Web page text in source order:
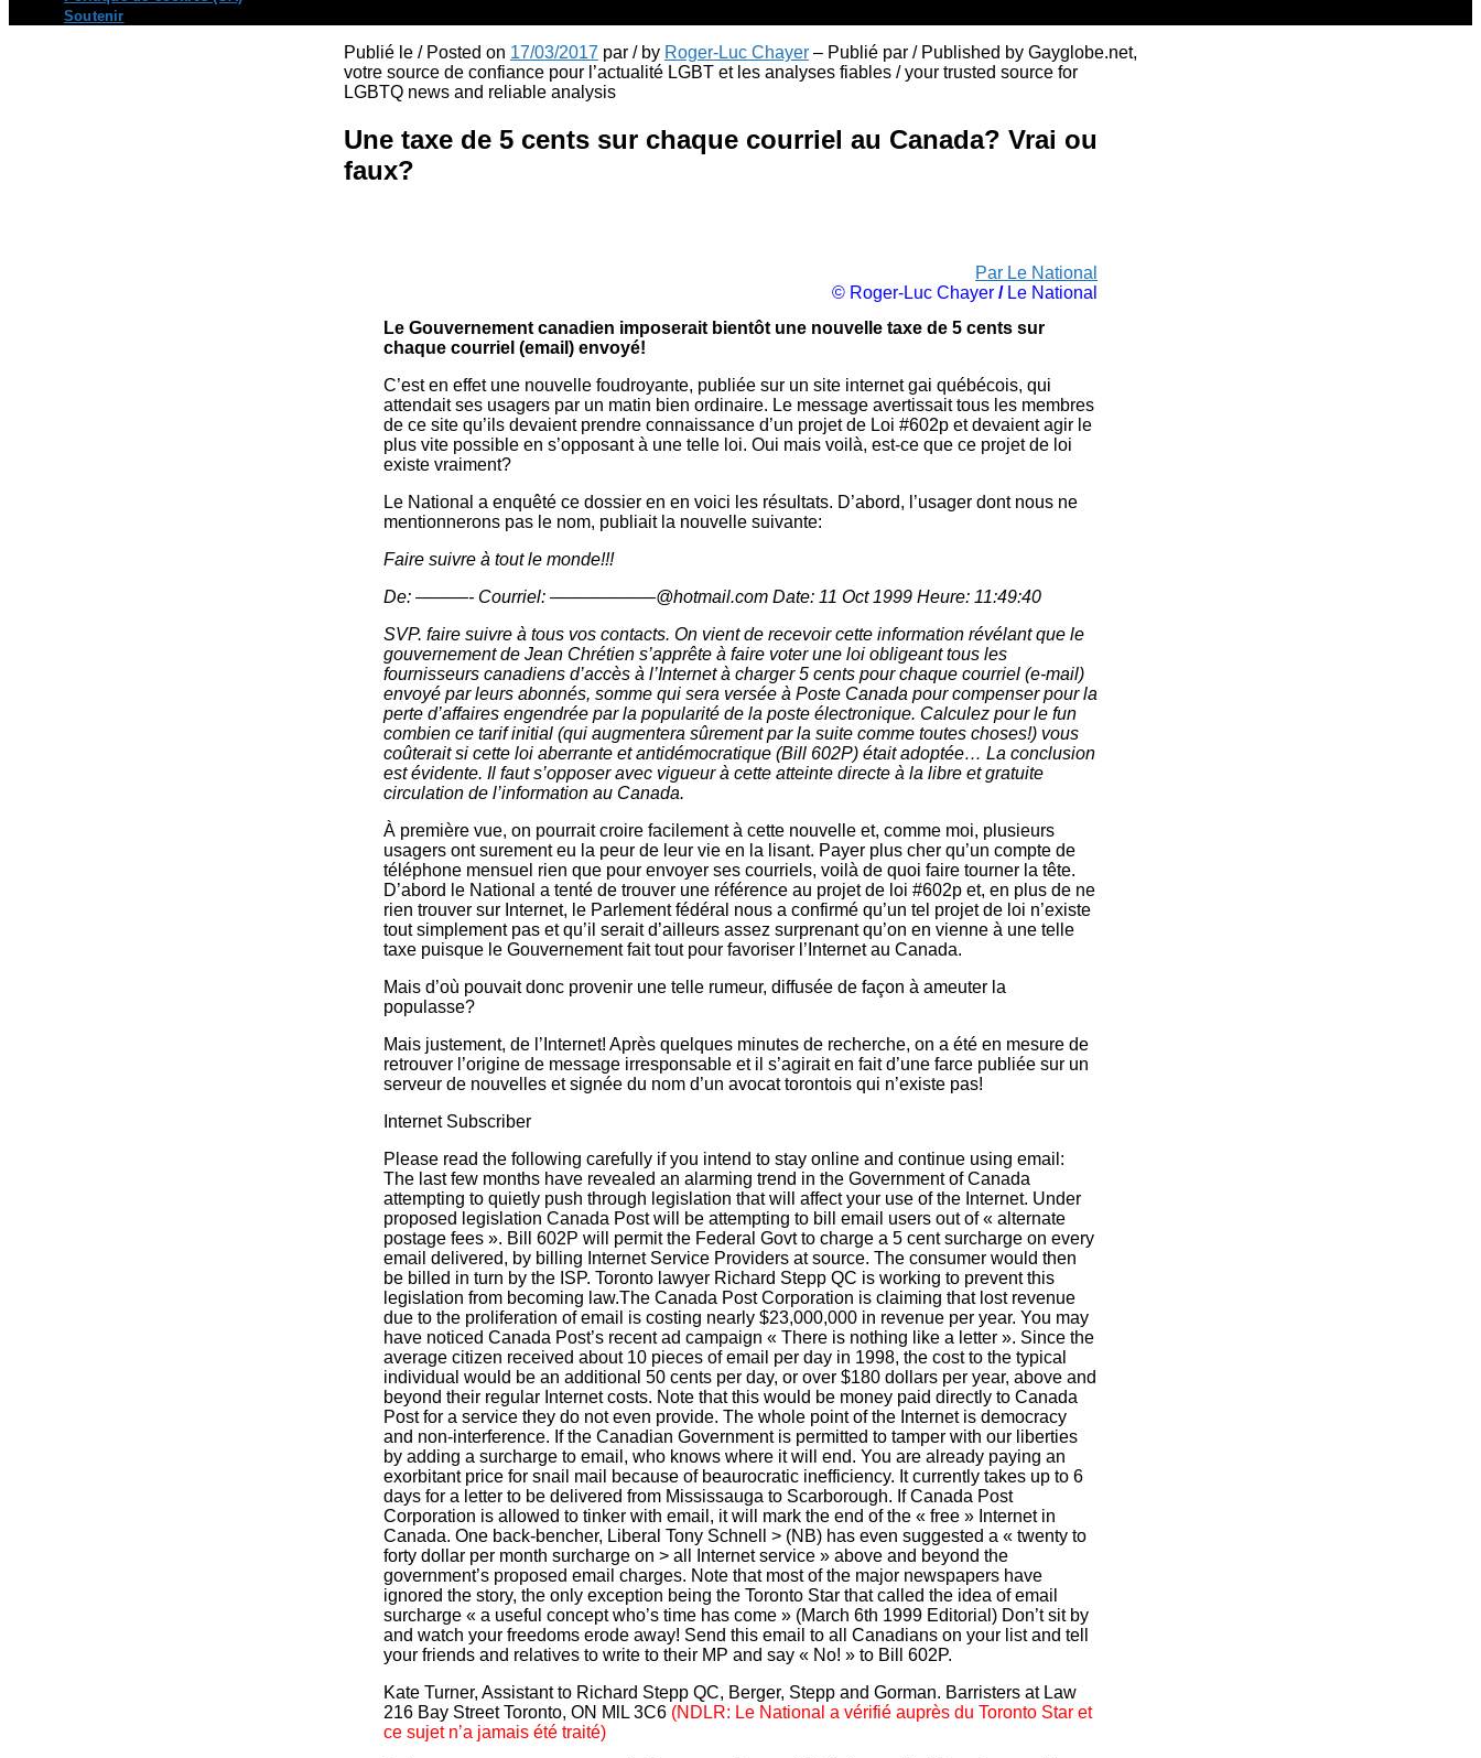
Soutenir
Publié le / Posted on 17/03/2017 par / by Roger-Luc Chayer – Publié par / Published by Gayglobe.net,
votre source de confiance pour l’actualité LGBT et les analyses fiables / your trusted source for
LGBTQ news and reliable analysis
Une taxe de 5 cents sur chaque courriel au Canada? Vrai ou
faux?
Par Le National
© Roger-Luc Chayer /Le National
Le Gouvernement canadien imposerait bientôt une nouvelle taxe de 5 cents sur
chaque courriel (email) envoyé!
C’est en effet une nouvelle foudroyante, publiée sur un site internet gai québécois, qui
attendait ses usagers par un matin bien ordinaire. Le message avertissait tous les membres
de ce site qu’ils devaient prendre connaissance d’un projet de Loi #602p et devaient agir le
plus vite possible en s’opposant à une telle loi. Oui mais voilà, est-ce que ce projet de loi
existe vraiment?
Le National a enquêté ce dossier en en voici les résultats. D’abord, l’usager dont nous ne
mentionnerons pas le nom, publiait la nouvelle suivante:
Faire suivre à tout le monde!!!
De: ———- Courriel: ——————@hotmail.com Date: 11 Oct 1999 Heure: 11:49:40
SVP. faire suivre à tous vos contacts. On vient de recevoir cette information révélant que le
gouvernement de Jean Chrétien s’apprête à faire voter une loi obligeant tous les
fournisseurs canadiens d’accès à l’Internet à charger 5 cents pour chaque courriel (e-mail)
envoyé par leurs abonnés, somme qui sera versée à Poste Canada pour compenser pour la
perte d’affaires engendrée par la popularité de la poste électronique. Calculez pour le fun
combien ce tarif initial (qui augmentera sûrement par la suite comme toutes choses!) vous
coûterait si cette loi aberrante et antidémocratique (Bill 602P) était adoptée… La conclusion
est évidente. Il faut s’opposer avec vigueur à cette atteinte directe à la libre et gratuite
circulation de l’information au Canada.
À première vue, on pourrait croire facilement à cette nouvelle et, comme moi, plusieurs
usagers ont surement eu la peur de leur vie en la lisant. Payer plus cher qu’un compte de
téléphone mensuel rien que pour envoyer ses courriels, voilà de quoi faire tourner la tête.
D’abord le National a tenté de trouver une référence au projet de loi #602p et, en plus de ne
rien trouver sur Internet, le Parlement fédéral nous a confirmé qu’un tel projet de loi n’existe
tout simplement pas et qu’il serait d’ailleurs assez surprenant qu’on en vienne à une telle
taxe puisque le Gouvernement fait tout pour favoriser l’Internet au Canada.
Mais d’où pouvait donc provenir une telle rumeur, diffusée de façon à ameuter la
populasse?
Mais justement, de l’Internet! Après quelques minutes de recherche, on a été en mesure de
retrouver l’origine de message irresponsable et il s’agirait en fait d’une farce publiée sur un
serveur de nouvelles et signée du nom d’un avocat torontois qui n’existe pas!
Internet Subscriber
Please read the following carefully if you intend to stay online and continue using email:
The last few months have revealed an alarming trend in the Government of Canada
attempting to quietly push through legislation that will affect your use of the Internet. Under
proposed legislation Canada Post will be attempting to bill email users out of « alternate
postage fees ». Bill 602P will permit the Federal Govt to charge a 5 cent surcharge on every
email delivered, by billing Internet Service Providers at source. The consumer would then
be billed in turn by the ISP. Toronto lawyer Richard Stepp QC is working to prevent this
legislation from becoming law.The Canada Post Corporation is claiming that lost revenue
due to the proliferation of email is costing nearly $23,000,000 in revenue per year. You may
have noticed Canada Post’s recent ad campaign « There is nothing like a letter ». Since the
average citizen received about 10 pieces of email per day in 1998, the cost to the typical
individual would be an additional 50 cents per day, or over $180 dollars per year, above and
beyond their regular Internet costs. Note that this would be money paid directly to Canada
Post for a service they do not even provide. The whole point of the Internet is democracy
and non-interference. If the Canadian Government is permitted to tamper with our liberties
by adding a surcharge to email, who knows where it will end. You are already paying an
exorbitant price for snail mail because of beaurocratic inefficiency. It currently takes up to 6
days for a letter to be delivered from Mississauga to Scarborough. If Canada Post
Corporation is allowed to tinker with email, it will mark the end of the « free » Internet in
Canada. One back-bencher, Liberal Tony Schnell > (NB) has even suggested a « twenty to
forty dollar per month surcharge on > all Internet service » above and beyond the
government’s proposed email charges. Note that most of the major newspapers have
ignored the story, the only exception being the Toronto Star that called the idea of email
surcharge « a useful concept who’s time has come » (March 6th 1999 Editorial) Don’t sit by
and watch your freedoms erode away! Send this email to all Canadians on your list and tell
your friends and relatives to write to their MP and say « No! » to Bill 602P.
Kate Turner, Assistant to Richard Stepp QC, Berger, Stepp and Gorman. Barristers at Law
216 Bay Street Toronto, ON MlL 3C6 (NDLR: Le National a vérifié auprès du Toronto Star et
ce sujet n’a jamais été traité)